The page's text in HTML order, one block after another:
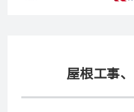
屋根工事